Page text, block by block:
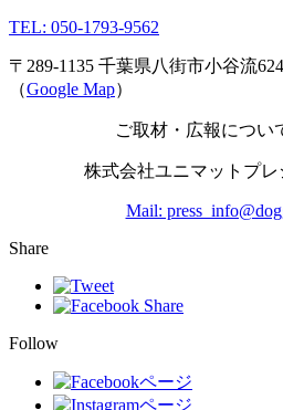
TEL: 050-1793-9562
〒289-1135 千葉県八街市小谷流624
（Google Map）
ご取材・広報につい
株式会社ユニマットプレ
Mail:
Share
Follow